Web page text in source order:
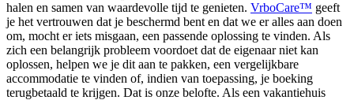
halen en samen van waardevolle tijd te genieten. VrboCare™ geeft
je het vertrouwen dat je beschermd bent en dat we er alles aan doen
om, mocht er iets misgaan, een passende oplossing te vinden. Als
zich een belangrijk probleem voordoet dat de eigenaar niet kan
oplossen, helpen we je dit aan te pakken, een vergelijkbare
accommodatie te vinden of, indien van toepassing, je boeking
terugbetaald te krijgen. Dat is onze belofte. Als een vakantiehuis